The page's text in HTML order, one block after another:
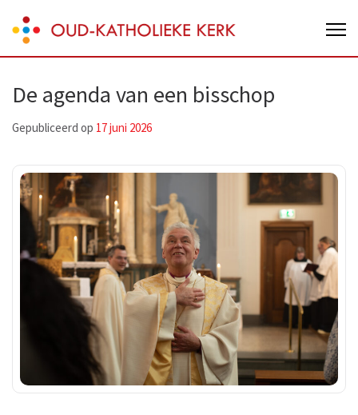
to
content
Enter)
Oud-Katholieke Kerk van Nederland
De agenda van een bisschop
Gepubliceerd op 17 juni 2026